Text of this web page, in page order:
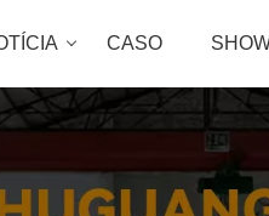
CASO